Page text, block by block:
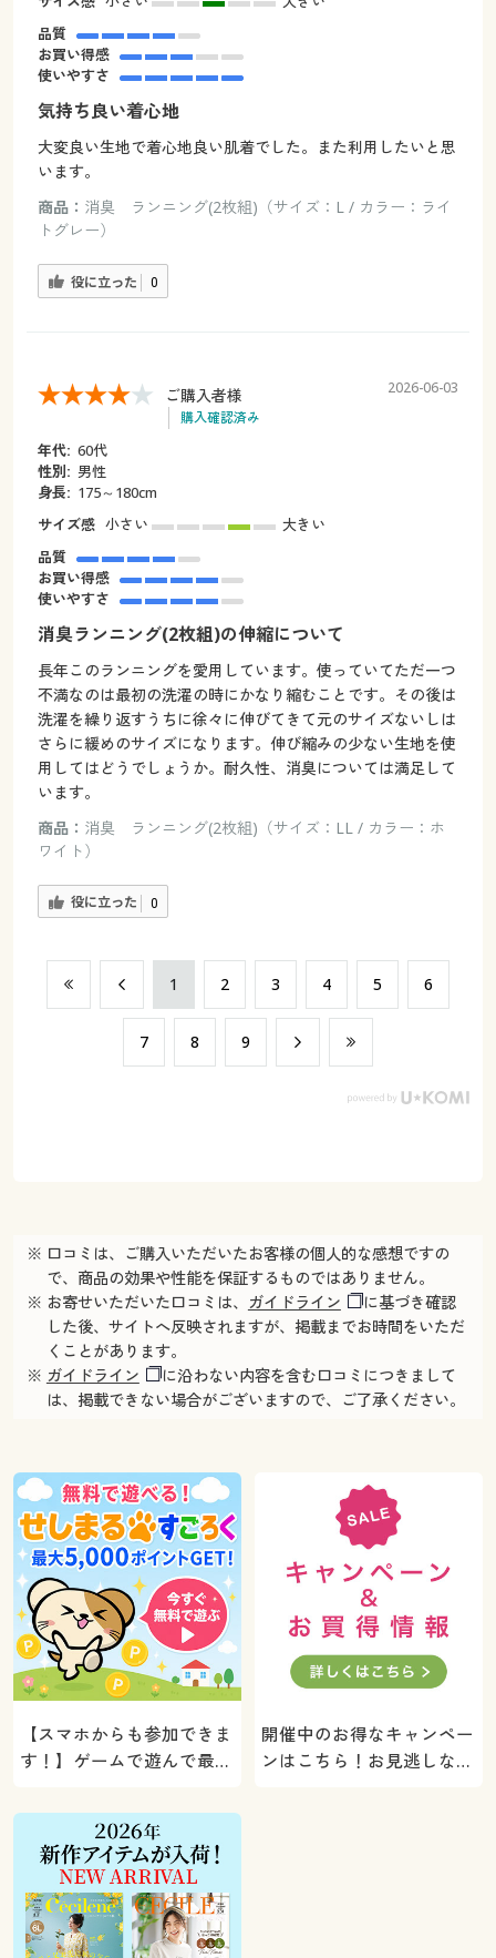
品質
お買い得感
使いやすさ
気持ち良い着心地
大変良い生地で着心地良い肌着でした。また利用したいと思
います。
商品： 消臭 ランニング(2枚組)（サイズ：L / カラー：ライ
トグレー）
役に立った 0
ご購入者様
購入確認済み
2026-06-03
年代: 60代
性別: 男性
身長: 175～180cm
サイズ感 小さい
大きい
品質
お買い得感
使いやすさ
消臭ランニング(2枚組)の伸縮について
長年このランニングを愛用しています。使っていてただ一つ
不満なのは最初の洗濯の時にかなり縮むことです。その後は
洗濯を繰り返すうちに徐々に伸びてきて元のサイズないしは
さらに緩めのサイズになります。伸び縮みの少ない生地を使
用してはどうでしょうか。耐久性、消臭については満足して
います。
商品： 消臭 ランニング(2枚組)（サイズ：LL / カラー：ホ
ワイト）
役に立った 0
​1 ​2 ​3 ​4 ​5 ​6
​7 ​8 ​9
※ 口コミは、ご購入いただいたお客様の個人的な感想ですの
で、商品の効果や性能を保証するものではありません。
※ お寄せいただいた口コミは、 ガイドライン
に基づき確認
した後、サイトへ反映されますが、掲載までお時間をいただ
くことがあります。
※ ガイドライン
に沿わない内容を含む口コミにつきまして
は、掲載できない場合がございますので、ご了承ください。
【スマホからも参加できま
す！】ゲームで遊んで最大
ト！
開催中のお得なキャンペー
ンはこちら！お見逃しな